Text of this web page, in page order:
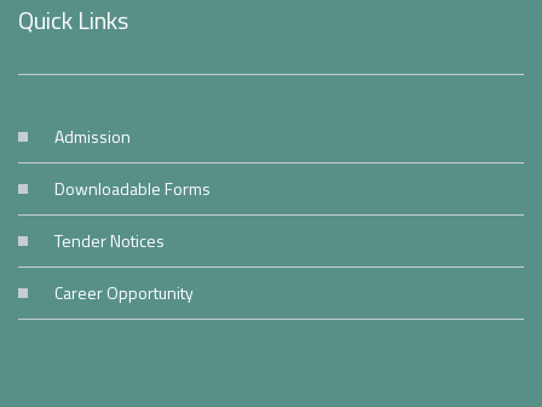
Quick Links
Admission
Downloadable Forms
Tender Notices
Career Opportunity